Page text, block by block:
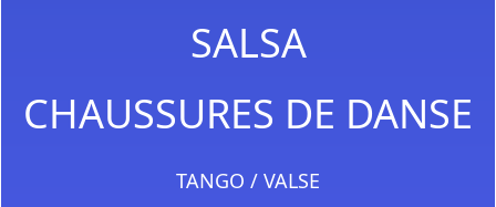
SALSA
CHAUSSURES DE DANSE
TANGO / VALSE